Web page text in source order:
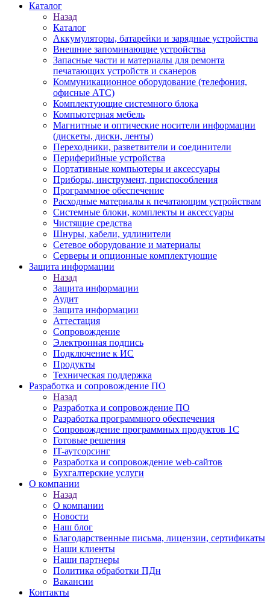
Каталог
Назад
Каталог
Аккумуляторы, батарейки и зарядные устройства
Внешние запоминающие устройства
Запасные части и материалы для ремонта
печатающих устройств и сканеров
Коммуникационное оборудование (телефония,
офисные АТС)
Комплектующие системного блока
Компьютерная мебель
Магнитные и оптические носители информации
(дискеты, диски, ленты)
Переходники, разветвители и соединители
Периферийные устройства
Портативные компьютеры и аксессуары
Приборы, инструмент, приспособления
Программное обеспечение
Расходные материалы к печатающим устройствам
Системные блоки, комплекты и аксессуары
Чистящие средства
Шнуры, кабели, удлинители
Сетевое оборудование и материалы
Серверы и опционные комплектующие
Защита информации
Назад
Защита информации
Аудит
Защита информации
Аттестация
Сопровождение
Электронная подпись
Подключение к ИС
Продукты
Техническая поддержка
Разработка и сопровождение ПО
Назад
Разработка и сопровождение ПО
Разработка программного обеспечения
Сопровождение программных продуктов 1С
Готовые решения
IT-аутсорсинг
Разработка и сопровождение web-сайтов
Бухгалтерские услуги
О компании
Назад
О компании
Новости
Наш блог
Благодарственные письма, лицензии, сертификаты
Наши клиенты
Наши партнеры
Политика обработки ПДн
Вакансии
Контакты